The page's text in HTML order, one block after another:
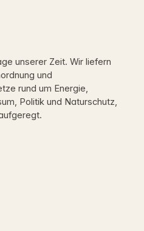
unserer Zeit. Wir liefern
und
rund um Energie,
Politik und Naturschutz,